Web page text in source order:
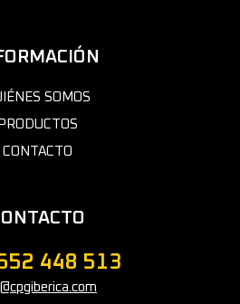
SOMOS
PRODUCTOS
CONTACTO
448 513